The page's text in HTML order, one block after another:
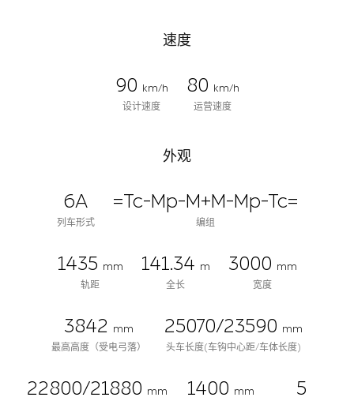
速度
90
km/h
设计速度
80
km/h
运营速度
外观
6A
列车形式
=Tc-Mp-M+M-Mp-Tc=
编组
1435 mm
轨距
141.34 m
全长
3000 mm
宽度
3842
mm
最高高度（受电弓落）
25070/23590 mm
头车长度(车钩中心距/车体长度)
22800/21880 mm
1400 mm
5